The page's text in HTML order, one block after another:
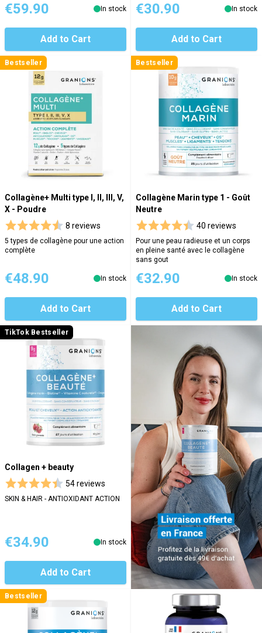
€59.90 In stock
Add to Cart
€30.90 In stock
Add to Cart
Bestseller
Collagène+ Multi type I, II, III, V,
X - Poudre
8 reviews
5 types de collagène pour une action
complète
€48.90 In stock
Add to Cart
Bestseller
Collagène Marin type 1 - Goût
Neutre
40 reviews
Pour une peau radieuse et un corps
en pleine santé avec le collagène
sans gout
€32.90 In stock
Add to Cart
TikTok Bestseller
Collagen + beauty
54 reviews
SKIN & HAIR - ANTIOXIDANT ACTION
€34.90 In stock
Add to Cart
Bestseller